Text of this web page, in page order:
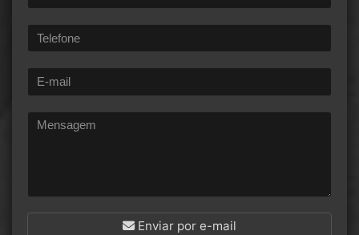
Enviar por e-mail